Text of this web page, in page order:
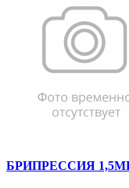
БРИПРЕССИЯ